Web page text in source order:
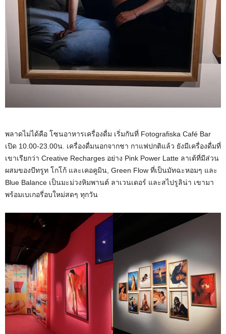
พลาดไม่ได้คือ โซนอาหารเครื่องดื่ม เริ่มกันที่ Fotografiska Café Bar
เปิด 10.00-23.00น. เครื่องดื่มนอกจากชา กาแฟปกติแล้ว ยังมีเครื่องดื่มที่
เขาเรียกว่า Creative Recharges อย่าง Pink Power Latte ลาเต้ที่มีส่วน
ผสมของบีทรูท โกโก้ และเคอคูมิน, Green Flow ที่เป็นมัทฉะหอมๆ และ
Blue Balance เป็นมะม่วงหิมพานต์ ลาเวนเดอร์ และสไปรูลิน่า เขามา
พร้อมเบเกอรี่อบใหม่สดๆ ทุกวัน